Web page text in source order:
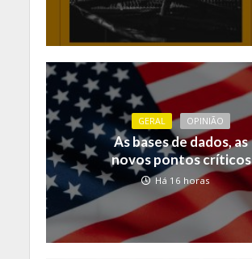
GERAL OPINIÃO
As bases de dados, as
novos pontos críticos
Há 16 horas